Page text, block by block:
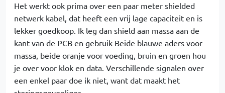
Het werkt ook prima over een paar meter shielded
netwerk kabel, dat heeft een vrij lage capaciteit en is
lekker goedkoop. Ik leg dan shield aan massa aan de
kant van de PCB en gebruik Beide blauwe aders voor
massa, beide oranje voor voeding, bruin en groen hou
je over voor klok en data. Verschillende signalen over
een enkel paar doe ik niet, want dat maakt het